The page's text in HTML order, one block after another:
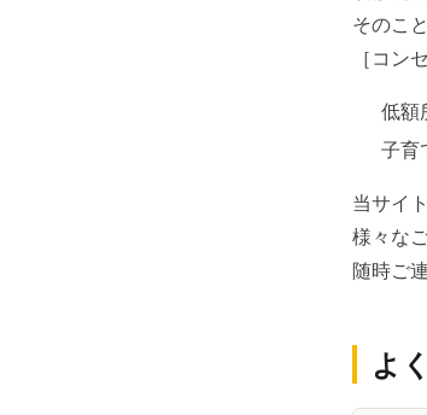
そのこ
［コン
低額
子育
当サイ
様々な
随時ご
よ